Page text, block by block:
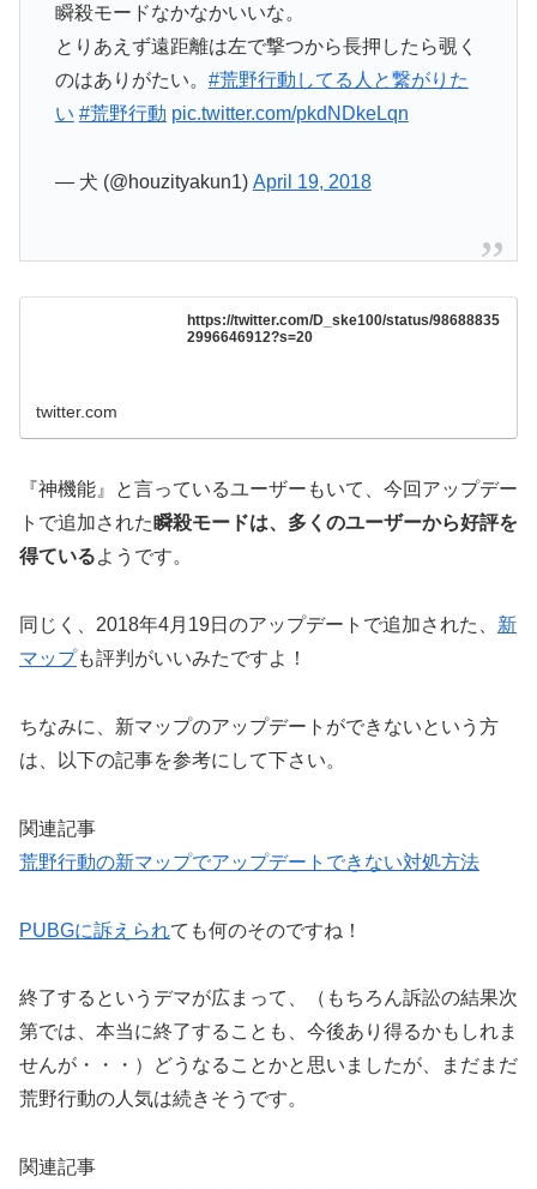
瞬殺モードなかなかいいな。
とりあえず遠距離は左で撃つから長押したら覗く
のはありがたい。 #荒野行動してる人と繋がりた
い #荒野行動 pic.twitter.com/pkdNDkeLqn
— 犬 (@houzityakun1) April 19, 2018
https://twitter.com/D_ske100/status/98688835
2996646912?s=20
twitter.com
『神機能』と言っているユーザーもいて、今回アップデー
トで追加された 瞬殺モードは、多くのユーザーから好評を
得ているようです。
同じく、2018年4月19日のアップデートで追加された、 新
マップも評判がいいみたですよ！
ちなみに、新マップのアップデートができないという方
は、以下の記事を参考にして下さい。
関連記事
荒野行動の新マップでアップデートできない対処方法
PUBGに訴えられても何のそのですね！
終了するというデマが広まって、（もちろん訴訟の結果次
第では、本当に終了することも、今後あり得るかもしれま
せんが・・・）どうなることかと思いましたが、まだまだ
荒野行動の人気は続きそうです。
関連記事